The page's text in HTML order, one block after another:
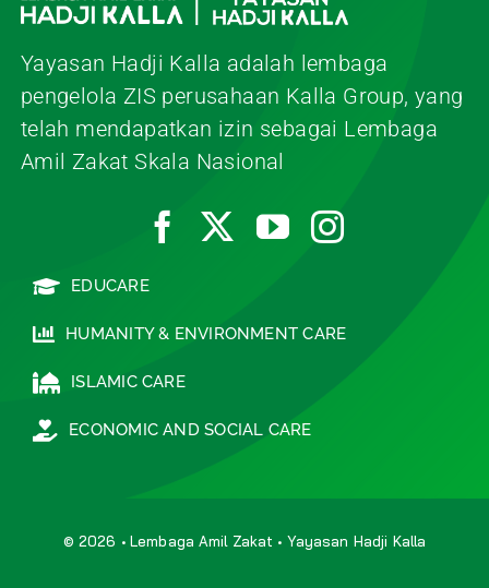
Yayasan Hadji Kalla adalah lembaga
pengelola ZIS perusahaan Kalla Group, yang
telah mendapatkan izin sebagai Lembaga
Amil Zakat Skala Nasional
EDUCARE
HUMANITY & ENVIRONMENT CARE
ISLAMIC CARE
ECONOMIC AND SOCIAL CARE
© 2026 • Lembaga Amil Zakat • Yayasan Hadji Kalla